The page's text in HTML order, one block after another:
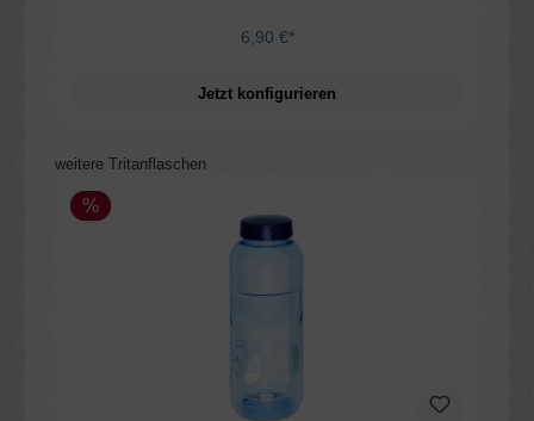
6,90 €*
Jetzt konfigurieren
Produktgalerie überspringen
weitere Tritanflaschen
%